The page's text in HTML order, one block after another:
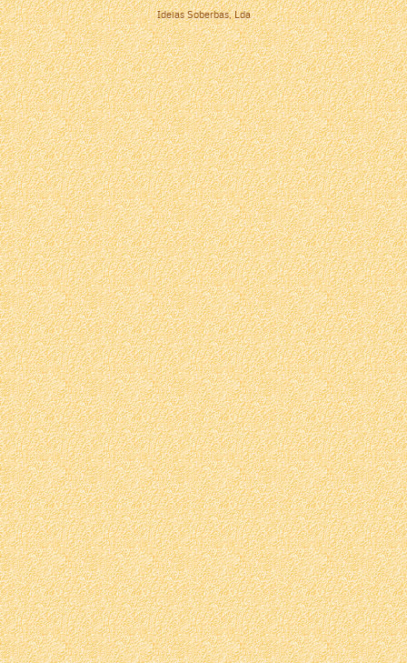
Ideias Soberbas, Lda